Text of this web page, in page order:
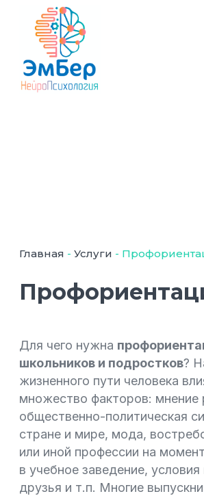
Главная - Услуги -
Для чего нужна
школьников и подростков?
жизненного пути человека
множество факторов: мнение
общественно-политическая
стране и мире, мода,
или иной профессии на
в учебное заведение, условия
друзья и т.п. Многие